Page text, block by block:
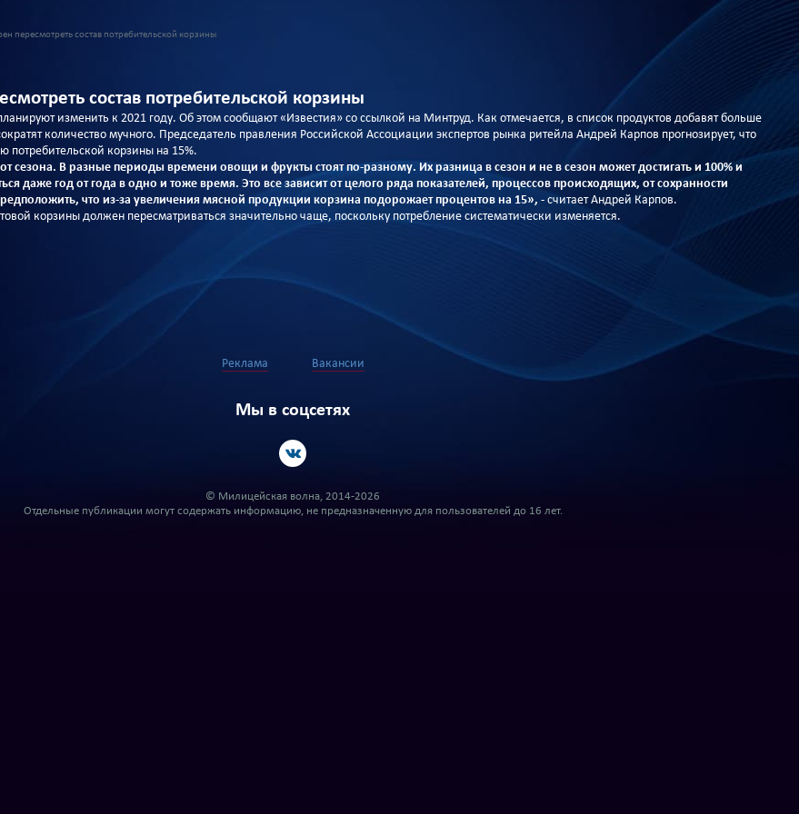
пересмотреть состав потребительской корзины
состав потребительской корзины
изменить к 2021 году. Об этом сообщают «Известия» со ссылкой на Минтруд. Как отмечается, в список продуктов добавят больше
количество мучного. Председатель правления Российской Ассоциации экспертов рынка ритейла Андрей Карпов прогнозирует, что
потребительской корзины на 15%.
сезона. В разные периоды времени овощи и фрукты стоят по-разному. Их разница в сезон и не в сезон может достигать и 100% и
даже год от года в одно и тоже время. Это все зависит от целого ряда показателей, процессов происходящих, от сохранности
что из-за увеличения мясной продукции корзина подорожает процентов на 15», - считает Андрей Карпов.
корзины должен пересматриваться значительно чаще, поскольку потребление систематически изменяется.
Реклама Вакансии
Мы в соцсетях
© Милицейская волна, 2014-2026
Отдельные публикации могут содержать информацию, не предназначенную для пользователей до 16 лет.